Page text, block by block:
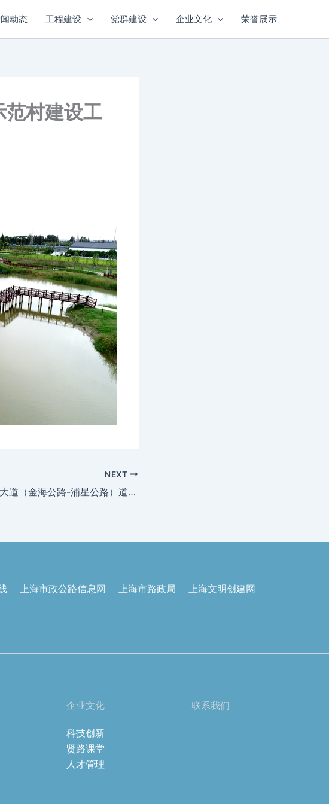
动态 工程建设 党群建设 企业文化 荣誉展示
范村建设工
NEXT
奉浦大道（金海公路-浦星公路）道路新建工程
上海市政公路信息网 上海市路政局 上海文明创建网
企业文化
科技创新
贤路课堂
人才管理
联系我们